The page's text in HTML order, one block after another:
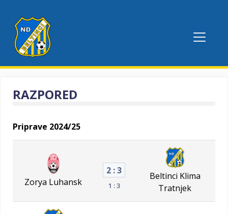
RAZPORED
Priprave 2024/25
Zorya Luhansk
2 : 3
1 : 3
Beltinci Klima
Tratnjek